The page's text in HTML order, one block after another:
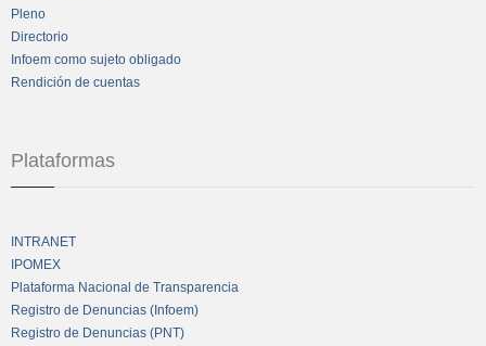
Pleno
Directorio
Infoem como sujeto obligado
Rendición de cuentas
Plataformas
INTRANET
IPOMEX
Plataforma Nacional de Transparencia
Registro de Denuncias (Infoem)
Registro de Denuncias (PNT)